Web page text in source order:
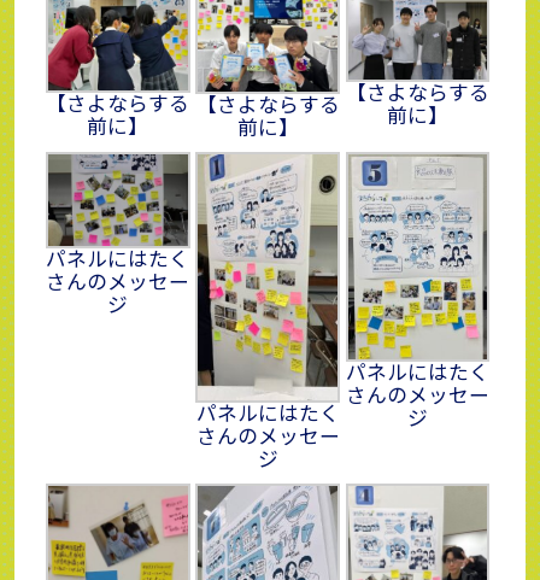
【さよならする
前に】
【さよならする
前に】
【さよならする
前に】
パネルにはたく
さんのメッセー
ジ
パネルにはたく
さんのメッセー
ジ
パネルにはたく
さんのメッセー
ジ